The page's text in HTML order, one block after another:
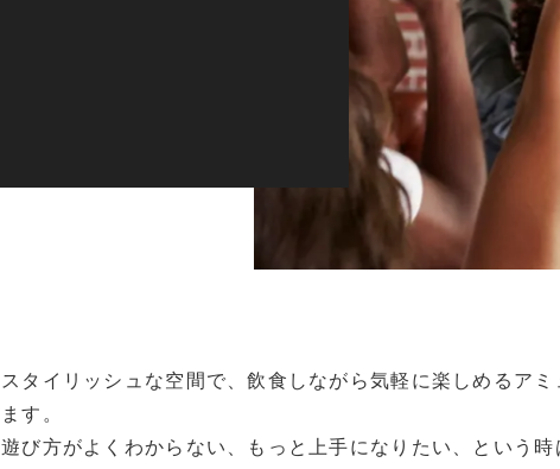
スタイリッシュな空間で、飲食しながら気軽に楽しめるア
ます。
遊び方がよくわからない、もっと上手になりたい、という